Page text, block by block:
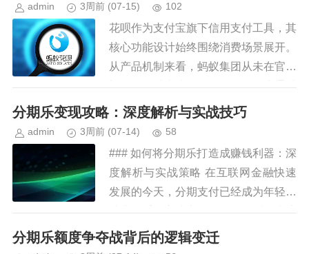
admin 3周前 (07-15) 102
花呗作为支付宝旗下信用支付工具，其
核心功能设计始终围绕消费场景展开。
从产品机制来看，蚂蚁集团从未在官方
渠道提供过直接套现服务，但用户通过
第三方平台将花呗额度转换为现金的行
分期乐变现攻略：深度解析与实战技巧
admin 3周前 (07-14) 58
### 如何将分期乐打造成赚钱利器：深
度解析与实战策略 在互联网金融快速
发展的今天，分期支付已经成为年轻人
消费的重要方式之一。而分期乐作为这
一领域的代表性平台，如何将其转化为
分期乐额度争夺战背后的逻辑变迁